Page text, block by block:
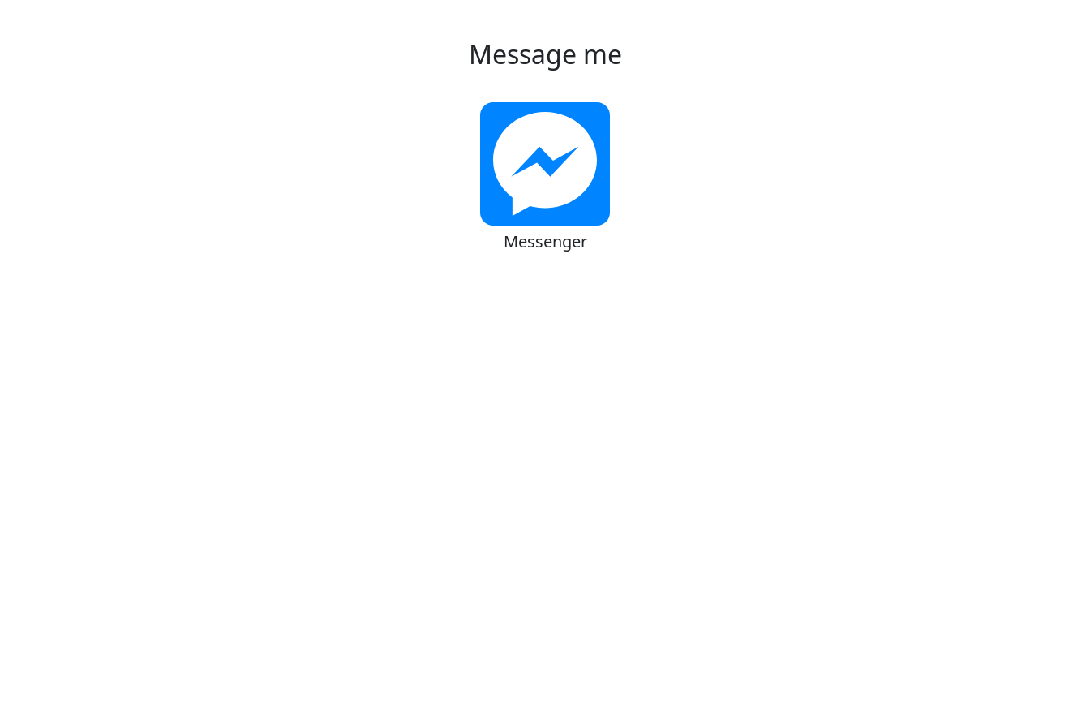
Message me
Messenger